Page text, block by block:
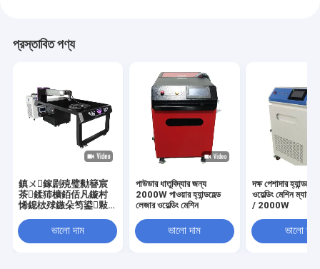
প্রস্তাবিত পণ্য
鎮ㄨ鎵剧殑璧勬簮宸
茶鍒犻櫎銆佸凡鏇村
悕鎴栨殏鏃朵笉鍙敤
ভালো দাম
পাউডার ধাতুবিদ্যার জন্য
2000W পাওয়ার হ্যান্ডহেল্ড
লেজার ওয়েল্ডিং মেশিন
ভালো দাম
দক্ষ পেশাদার
ওয়েল্ডিং মেশিন
/ 2000W
ভালো দাম